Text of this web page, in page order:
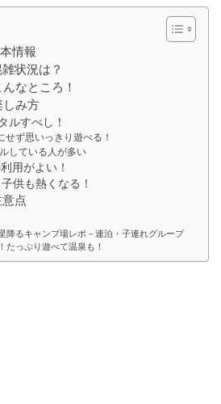
情報
状況は？
なところ！
しみ方
ルすべし！
せず思いっきり遊べる！
している人が多い
用がよい！
供も熱くなる！
点
降るキャンプ場レポ－連泊・子連れグループ
たっぷり遊べて温泉も！